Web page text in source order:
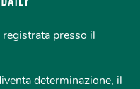
presso il
determinazione, il